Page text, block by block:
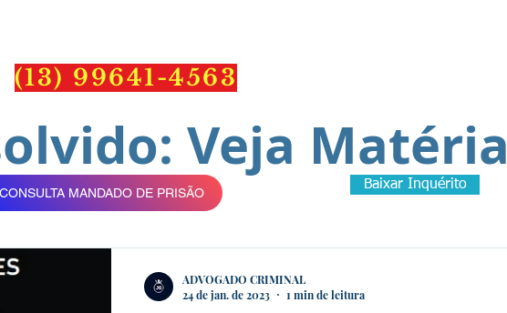
(13) 99641-4563
Veja Matéria
ADVOGADO CRIMINAL
24 de jan. de 2023
1 min de leitura
CONSULTA MANDADO DE PRISÃO
Baixar Inquérito